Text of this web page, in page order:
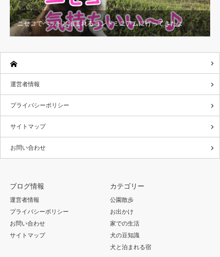
ニセコでペットと泊まれるコンドミニアムに行ってきたよ
運営者情報
プライバシーポリシー
サイトマップ
お問い合わせ
ブログ情報
運営者情報
プライバシーポリシー
お問い合わせ
サイトマップ
カテゴリー
公園散歩
お出かけ
家での生活
犬の豆知識
犬と泊まれる宿